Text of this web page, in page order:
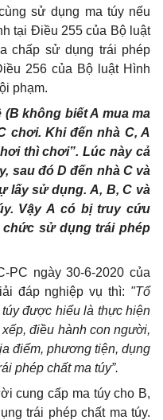
sử dụng ma túy nếu
tại Điều 255 của Bộ luật
chấp sử dụng trái phép
256 của Bộ luật Hình
phạm.
(B không biết A mua ma
chơi. Khi đến nhà C, A
thì chơi”. Lúc này cả
sau đó D đến nhà C và
lấy sử dụng. A, B, C và
Vậy A có bị truy cứu
sử dụng trái phép
PC ngày 30-6-2020 của
đáp nghiệp vụ thì: "Tổ
được hiểu là thực hiện
điều hành con người,
điểm, phương tiện, dụng
phép chất ma túy”.
cung cấp ma túy cho B,
trái phép chất ma túy.